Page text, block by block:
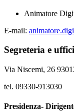
Animatore
E-mail:
Segreteria e uffici
Via Niscemi, 26
tel. 09330-913030
Presidenza-